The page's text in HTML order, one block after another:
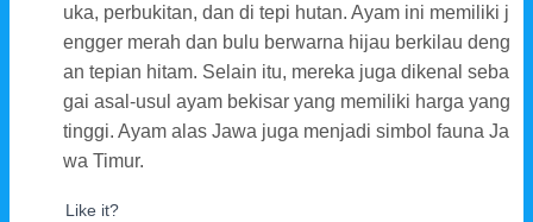
uka, perbukitan, dan di tepi hutan. Ayam ini memiliki j
engger merah dan bulu berwarna hijau berkilau deng
an tepian hitam. Selain itu, mereka juga dikenal seba
gai asal-usul ayam bekisar yang memiliki harga yang
tinggi. Ayam alas Jawa juga menjadi simbol fauna Ja
wa Timur.
Like it?